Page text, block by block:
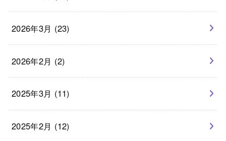
2026年3月 (23)
2026年2月 (2)
2025年3月 (11)
2025年2月 (12)